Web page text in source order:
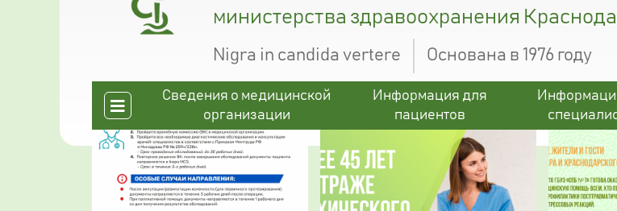
министерства здравоохранения
Nigra in candida vertere Основана в 1976 году
Сведения о медицинской
организации
Информация для
пациентов